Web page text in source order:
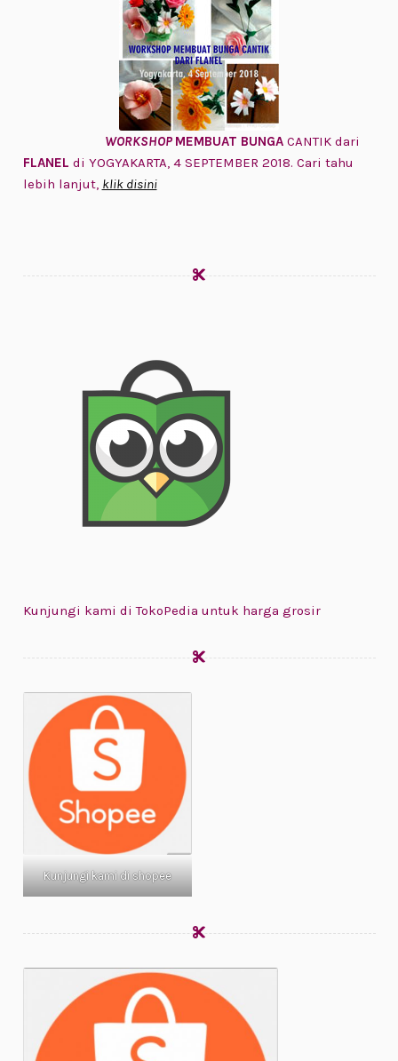
WORKSHOP MEMBUAT BUNGACANTIK dari
FLANEL di YOGYAKARTA, 4 SEPTEMBER 2018. Cari tahu
lebih lanjut, klik disini
Kunjungi kami di TokoPedia untuk harga grosir
Kunjungi kami di shopee